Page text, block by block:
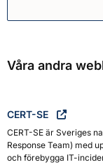
Våra andra
CERT-SE
CERT-SE är Sveriges
Response Team) med
och förebygga IT-